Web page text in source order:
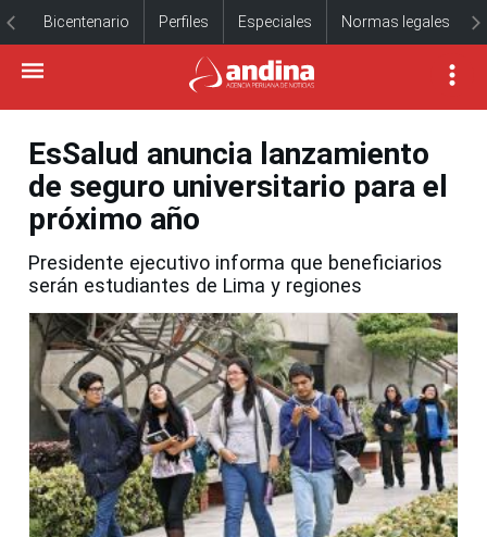
Bicentenario Perfiles Especiales Normas legales
EsSalud anuncia lanzamiento
de seguro universitario para el
próximo año
Presidente ejecutivo informa que beneficiarios
serán estudiantes de Lima y regiones